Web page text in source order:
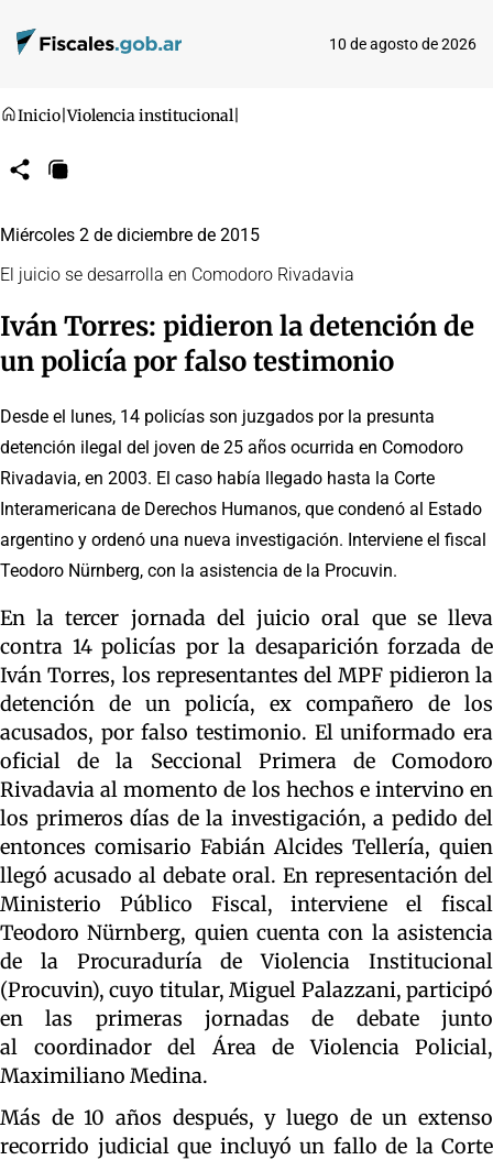
10 de agosto de 2026
Inicio |Violencia institucional
CompartirCopiar
Miércoles 2 de diciembre de 2015
El juicio se desarrolla en Comodoro Rivadavia
Iván Torres: pidieron la detención de
un policía por falso testimonio
Desde el lunes, 14 policías son juzgados por la presunta
detención ilegal del joven de 25 años ocurrida en Comodoro
Rivadavia, en 2003. El caso había llegado hasta la Corte
Interamericana de Derechos Humanos, que condenó al Estado
argentino y ordenó una nueva investigación. Interviene el fiscal
Teodoro Nürnberg, con la asistencia de la Procuvin.
En la tercer jornada del juicio oral que se lleva
contra 14 policías por la desaparición forzada de
Iván Torres, los representantes del MPF pidieron la
detención de un policía, ex compañero de los
acusados, por falso testimonio. El uniformado era
oficial de la Seccional Primera de Comodoro
Rivadavia al momento de los hechos e intervino en
los primeros días de la investigación, a pedido del
entonces comisario Fabián Alcides Tellería, quien
llegó acusado al debate oral. En representación del
Ministerio Público Fiscal, interviene el fiscal
Teodoro Nürnberg, quien cuenta con la asistencia
de la Procuraduría de Violencia Institucional
(Procuvin), cuyo titular, Miguel Palazzani, participó
en las primeras jornadas de debate junto
al coordinador del Área de Violencia Policial,
Maximiliano Medina.
Más de 10 años después, y luego de un extenso
recorrido judicial que incluyó un fallo de la Corte